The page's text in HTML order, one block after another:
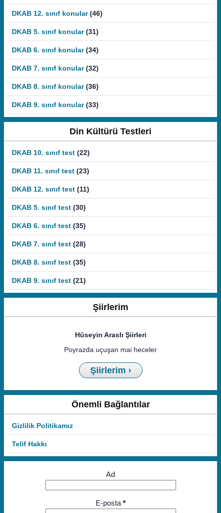
DKAB 12. sınıf konular (46)
DKAB 5. sınıf konular (31)
DKAB 6. sınıf konular (34)
DKAB 7. sınıf konular (32)
DKAB 8. sınıf konular (36)
DKAB 9. sınıf konular (33)
Din Kültürü Testleri
DKAB 10. sınıf test (22)
DKAB 11. sınıf test (23)
DKAB 12. sınıf test (11)
DKAB 5. sınıf test (30)
DKAB 6. sınıf test (35)
DKAB 7. sınıf test (28)
DKAB 8. sınıf test (35)
DKAB 9. sınıf test (21)
Şiirlerim
Hüseyin Araslı Şiirleri
Poyrazda uçuşan mai heceler
Şiirlerim ›
Önemli Bağlantılar
Gizlilik Politikamız
Telif Hakkı
Ad
E-posta *